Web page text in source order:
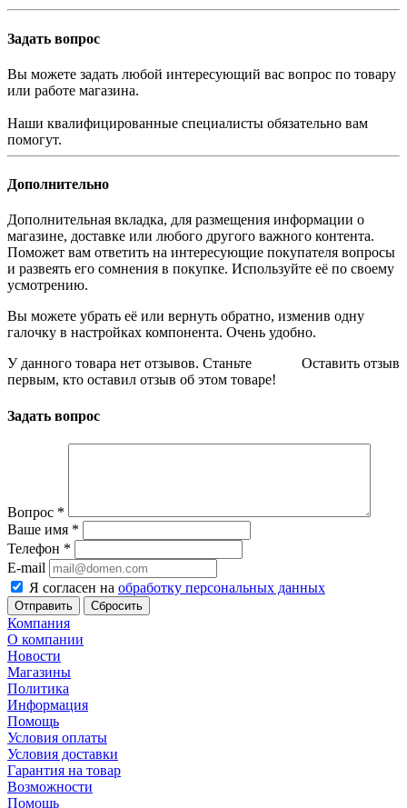
Задать вопрос
Вы можете задать любой интересующий вас вопрос по товару
или работе магазина.
Наши квалифицированные специалисты обязательно вам
помогут.
Дополнительно
Дополнительная вкладка, для размещения информации о
магазине, доставке или любого другого важного контента.
Поможет вам ответить на интересующие покупателя вопросы
и развеять его сомнения в покупке. Используйте её по своему
усмотрению.
Вы можете убрать её или вернуть обратно, изменив одну
галочку в настройках компонента. Очень удобно.
Оставить отзыв
У данного товара нет отзывов. Станьте
первым, кто оставил отзыв об этом товаре!
Задать вопрос
Вопрос *
Ваше имя *
Телефон *
E-mail
Я согласен на обработку персональных данных
Сбросить
Компания
О компании
Новости
Магазины
Политика
Информация
Помощь
Условия оплаты
Условия доставки
Гарантия на товар
Возможности
Помощь